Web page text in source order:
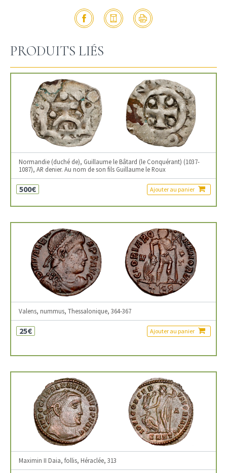
PRODUITS LIÉS
Normandie (duché de), Guillaume le Bâtard (le Conquérant) (1037-
1087), AR denier. Au nom de son fils Guillaume le Roux
500€ Ajouter au panier
Valens, nummus, Thessalonique, 364-367
25€ Ajouter au panier
Maximin II Daia, follis, Héraclée, 313